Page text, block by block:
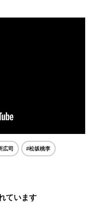
広司 #松坂桃李
ています